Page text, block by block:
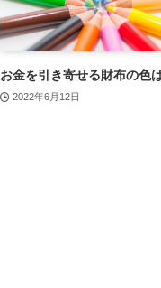
お金を引き寄せる財布の色
2022年6月12日